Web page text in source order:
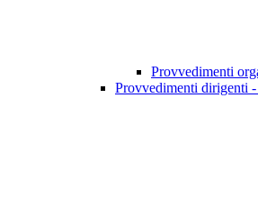
Provvedimenti
Provvedimenti dirigenti